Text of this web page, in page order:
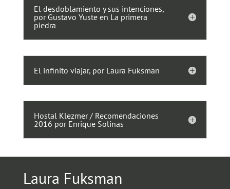
El desdoblamiento y sus intenciones,
por Gustavo Yuste en La primera
piedra
El infinito viajar, por Laura Fuksman
Hostal Klezmer / Recomendaciones
2016 por Enrique Solinas
Laura Fuksman